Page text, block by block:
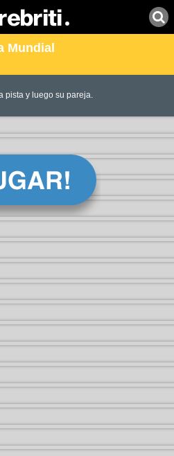
Mundial
pista y luego su pareja.